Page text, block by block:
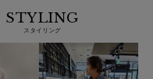
STYLING
スタイリング